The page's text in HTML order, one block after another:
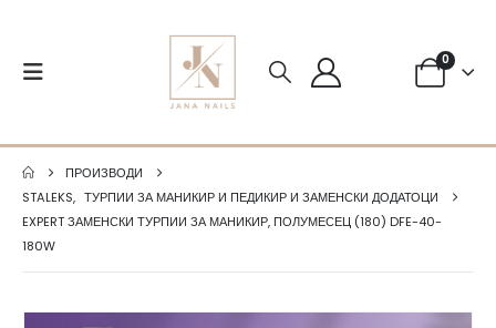
0
ПРОИЗВОДИ
STALEKS, ТУРПИИ ЗА МАНИКИР И ПЕДИКИР И ЗАМЕНСКИ ДОДАТОЦИ
EXPERT ЗАМЕНСКИ ТУРПИИ ЗА МАНИКИР, ПОЛУМЕСЕЦ (180) DFE-40-
180W